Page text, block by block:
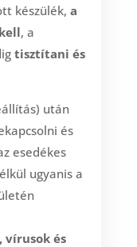
készülék, a
, a
tisztítani és
után
és
esedékes
ugyanis a
és